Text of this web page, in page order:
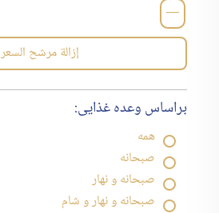
—
إزالة مرشح السعر
براساس وعده غذایی:
همه
صبحانه
صبحانه و نهار
صبحانه و نهار و شام